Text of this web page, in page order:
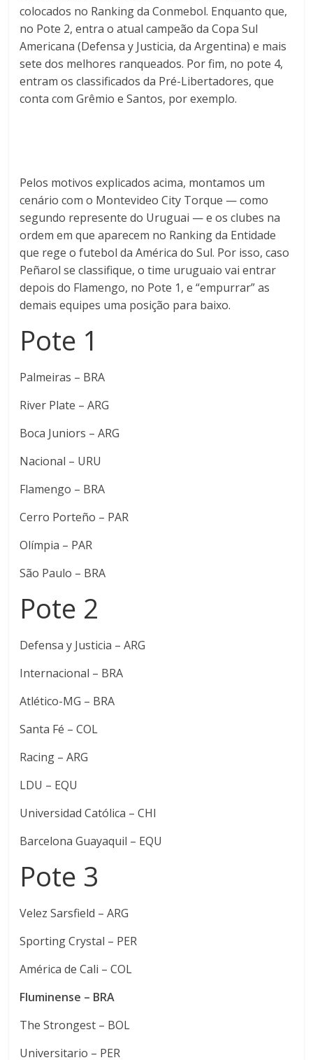
colocados no Ranking da Conmebol. Enquanto que,
no Pote 2, entra o atual campeão da Copa Sul
Americana (Defensa y Justicia, da Argentina) e mais
sete dos melhores ranqueados. Por fim, no pote 4,
entram os classificados da Pré-Libertadores, que
conta com Grêmio e Santos, por exemplo.
Pelos motivos explicados acima, montamos um
cenário com o Montevideo City Torque — como
segundo represente do Uruguai — e os clubes na
ordem em que aparecem no Ranking da Entidade
que rege o futebol da América do Sul. Por isso, caso
Peñarol se classifique, o time uruguaio vai entrar
depois do Flamengo, no Pote 1, e “empurrar” as
demais equipes uma posição para baixo.
Pote 1
Palmeiras – BRA
River Plate – ARG
Boca Juniors – ARG
Nacional – URU
Flamengo – BRA
Cerro Porteño – PAR
Olímpia – PAR
São Paulo – BRA
Pote 2
Defensa y Justicia – ARG
Internacional – BRA
Atlético-MG – BRA
Santa Fé – COL
Racing – ARG
LDU – EQU
Universidad Católica – CHI
Barcelona Guayaquil – EQU
Pote 3
Velez Sarsfield – ARG
Sporting Crystal – PER
América de Cali – COL
Fluminense – BRA
The Strongest – BOL
Universitario – PER